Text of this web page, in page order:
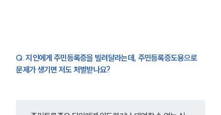
Q. 지인에게 주민등록증을 빌려달라는데, 주민등록증도용으로
문제가 생기면 저도 처벌받나요?